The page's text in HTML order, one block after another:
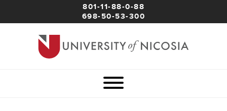
801-11-88-0-88
698-50-53-300